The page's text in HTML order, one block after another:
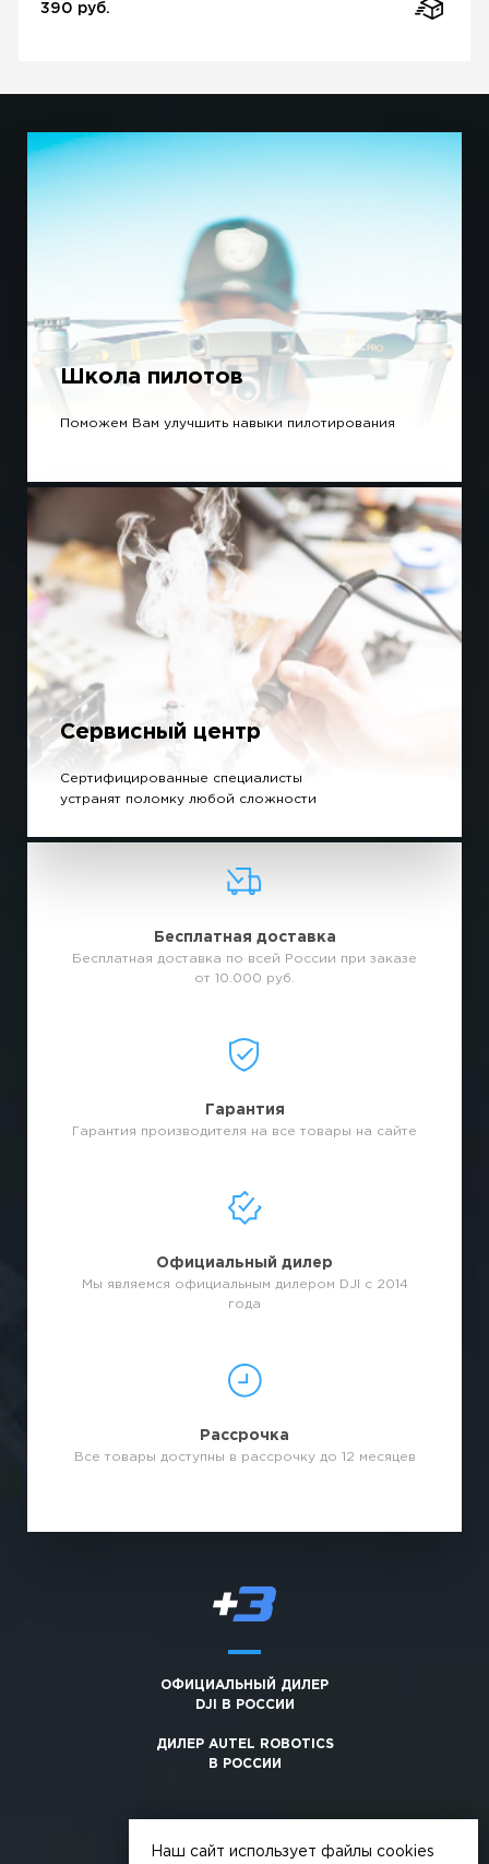
390 руб.
Школа пилотов
Поможем Вам улучшить навыки пилотирования
Сервисный центр
Сертифицированные специалисты
устранят поломку любой сложности
Бесплатная доставка
Бесплатная доставка по всей России при заказе
от 10.000 руб.
Гарантия
Гарантия производителя на все товары на сайте
Официальный дилер
Мы являемся официальным дилером DJI с 2014
года
Рассрочка
Все товары доступны в рассрочку до 12 месяцев
ОФИЦИАЛЬНЫЙ ДИЛЕР
DJI В РОССИИ
ДИЛЕР AUTEL ROBOTICS
В РОССИИ
Наш сайт использует файлы cookies